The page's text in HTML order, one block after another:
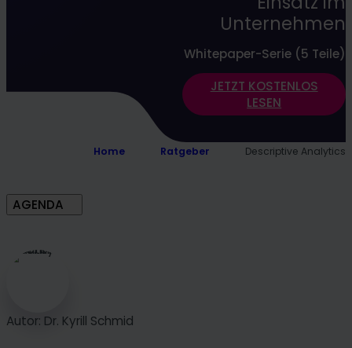
Unternehmen
Whitepaper-Serie (5 Teile)
JETZT KOSTENLOS
LESEN
Home Ratgeber Descriptive Analytics
Autor: Dr. Kyrill Schmid
AGENDA